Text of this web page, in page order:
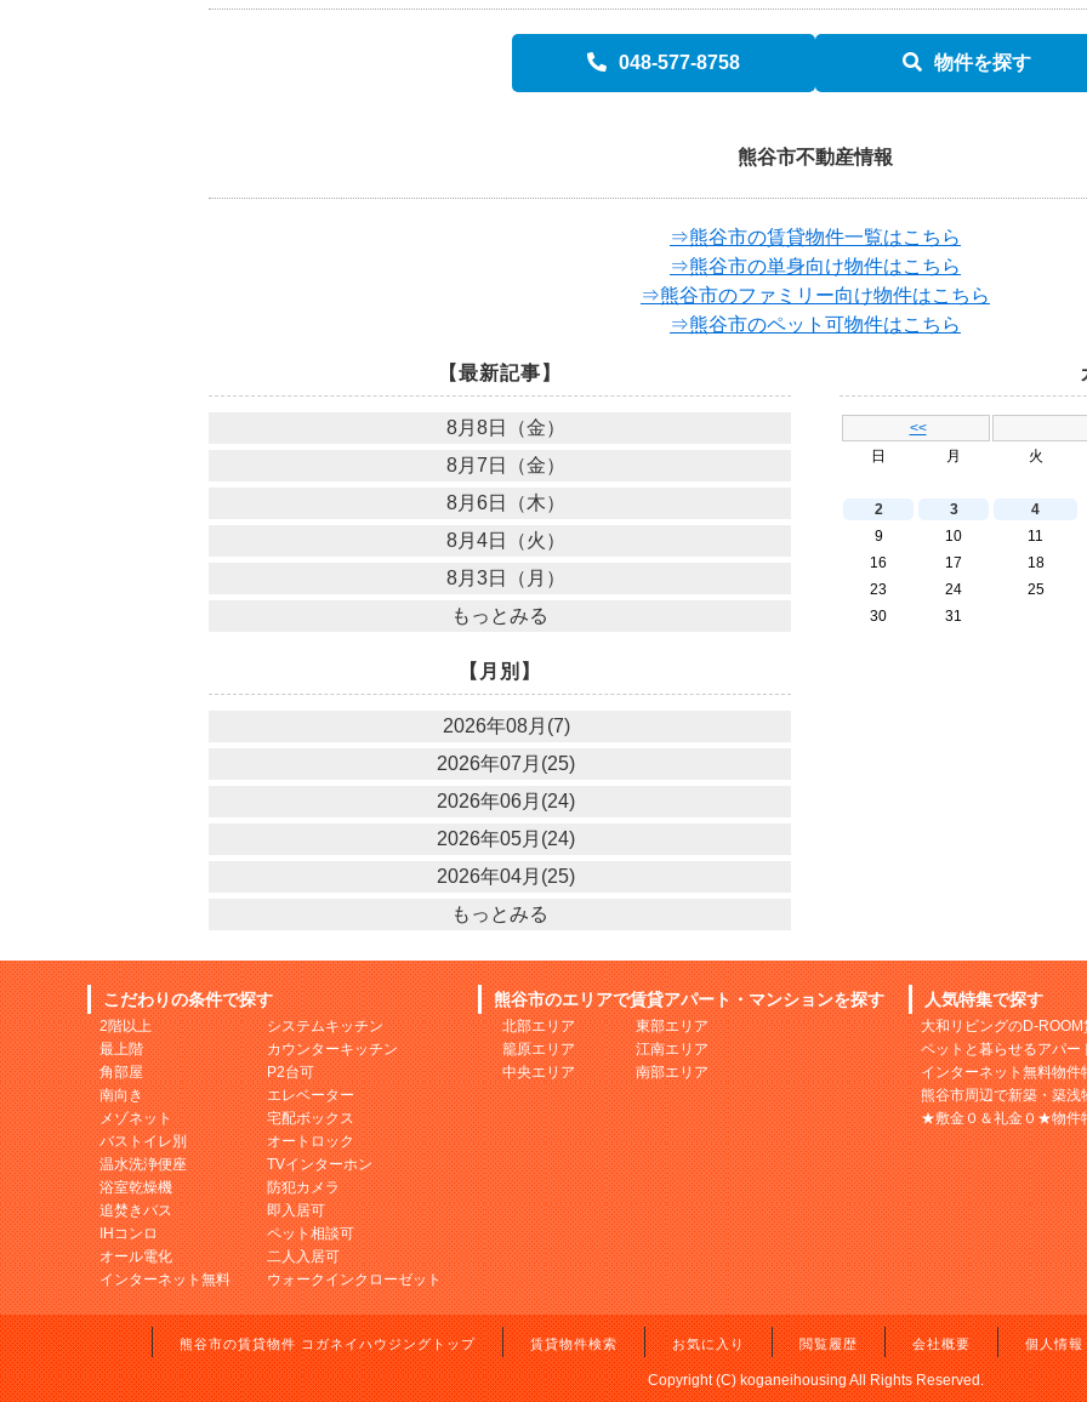
048-577-8758 物件を探す
熊谷市不動産情報
⇒熊谷市の賃貸物件一覧はこちら
⇒熊谷市の単身向け物件はこちら
⇒熊谷市のファミリー向け物件はこちら
⇒熊谷市のペット可物件はこちら
【最新記事】
8月8日（金）
8月7日（金）
8月6日（木）
8月4日（火）
8月3日（月）
もっとみる
<<
日
月 火
2
3 4
9
10 11
16
17 18
23
24 25
30
31
【月別】
2026年08月(7)
2026年07月(25)
2026年06月(24)
2026年05月(24)
2026年04月(25)
もっとみる
こだわりの条件で探す
2階以上
最上階
角部屋
南向き
メゾネット
バストイレ別
温水洗浄便座
浴室乾燥機
追焚きバス
IHコンロ
オール電化
インターネット無料
システムキッチン
カウンターキッチン
P2台可
エレベーター
宅配ボックス
オートロック
TVインターホン
防犯カメラ
即入居可
ペット相談可
二人入居可
ウォークインクローゼット
熊谷市のエリアで賃貸アパート・マンションを探す
北部エリア
籠原エリア
中央エリア
東部エリア
江南エリア
南部エリア
人気特集で探す
大和リビングのD-
ペットと暮らせるアパー
インターネット無料物件
熊谷市周辺で新築・築
★敷金０＆礼金０★物件
熊谷市の賃貸物件 コガネイハウジングトップ 賃貸物件検索 お気に入り 閲覧履歴 会社概要 個人情報
Copyright (C) koganeihousing All Rights Reserved.